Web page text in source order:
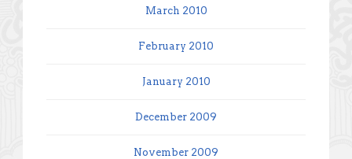
March 2010
February 2010
January 2010
December 2009
November 2009